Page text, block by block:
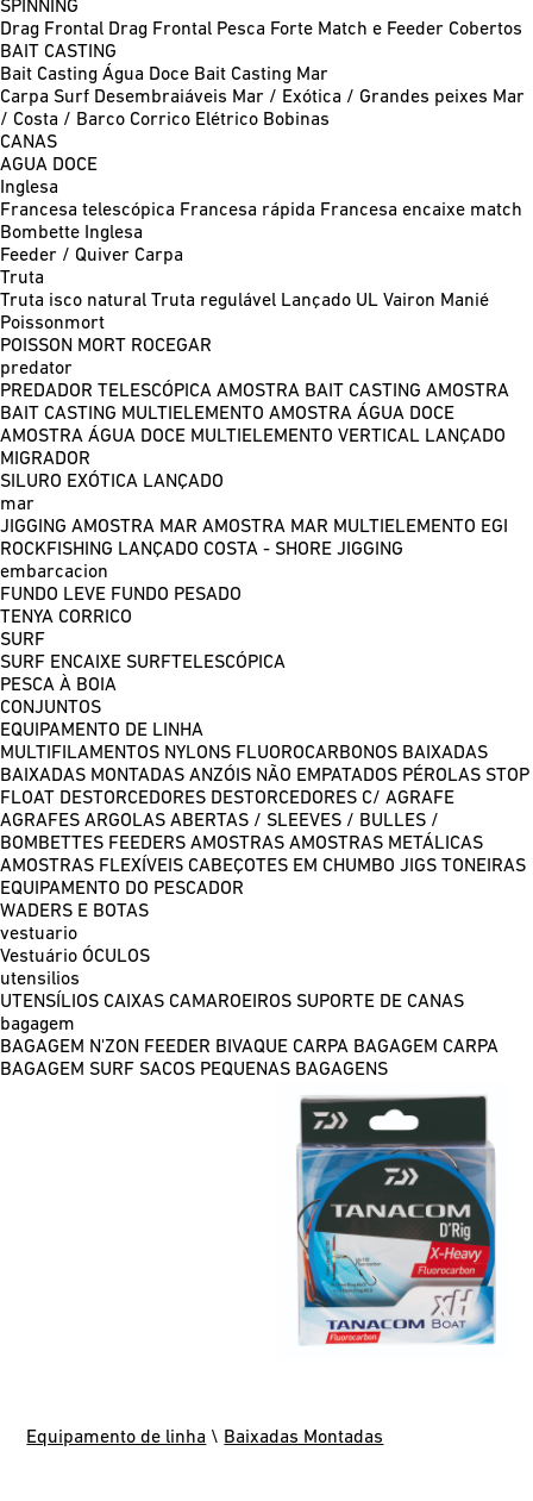
SPINNING
Drag Frontal Drag Frontal Pesca Forte Match e Feeder Cobertos
BAIT CASTING
Bait Casting Água Doce Bait Casting Mar
Carpa Surf Desembraiáveis Mar / Exótica / Grandes peixes Mar
/ Costa / Barco Corrico Elétrico Bobinas
CANAS
AGUA DOCE
Inglesa
Francesa telescópica Francesa rápida Francesa encaixe match
Bombette Inglesa
Feeder / Quiver Carpa
Truta
Truta isco natural Truta regulável Lançado UL Vairon Manié
Poissonmort
POISSON MORT ROCEGAR
predator
PREDADOR TELESCÓPICA AMOSTRA BAIT CASTING AMOSTRA
BAIT CASTING MULTIELEMENTO AMOSTRA ÁGUA DOCE
AMOSTRA ÁGUA DOCE MULTIELEMENTO VERTICAL LANÇADO
MIGRADOR
SILURO EXÓTICA LANÇADO
mar
JIGGING AMOSTRA MAR AMOSTRA MAR MULTIELEMENTO EGI
ROCKFISHING LANÇADO COSTA - SHORE JIGGING
embarcacion
FUNDO LEVE FUNDO PESADO
TENYA CORRICO
SURF
SURF ENCAIXE SURFTELESCÓPICA
PESCA À BOIA
CONJUNTOS
EQUIPAMENTO DE LINHA
MULTIFILAMENTOS NYLONS FLUOROCARBONOS BAIXADAS
BAIXADAS MONTADAS ANZÓIS NÃO EMPATADOS PÉROLAS STOP
FLOAT DESTORCEDORES DESTORCEDORES C/ AGRAFE
AGRAFES ARGOLAS ABERTAS / SLEEVES / BULLES /
BOMBETTES FEEDERS AMOSTRAS AMOSTRAS METÁLICAS
AMOSTRAS FLEXÍVEIS CABEÇOTES EM CHUMBO JIGS TONEIRAS
EQUIPAMENTO DO PESCADOR
WADERS E BOTAS
vestuario
Vestuário ÓCULOS
utensilios
UTENSÍLIOS CAIXAS CAMAROEIROS SUPORTE DE CANAS
bagagem
BAGAGEM N'ZON FEEDER BIVAQUE CARPA BAGAGEM CARPA
BAGAGEM SURF SACOS PEQUENAS BAGAGENS
Equipamento de linha \ Baixadas Montadas